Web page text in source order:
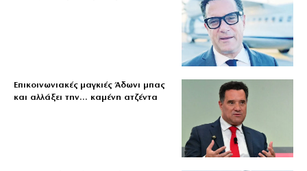
Επικοινωνιακές μαγκιές Άδωνι μπας
και αλλάξει την… καμένη ατζέντα